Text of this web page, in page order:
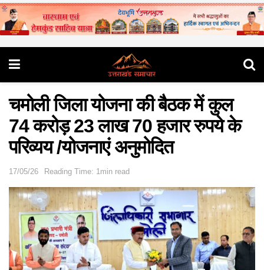
चमोली जिला योजना की बैठक में कुल
74 करोड़ 23 लाख 70 हजार रुपये के
परिव्यय /योजनाएं अनुमोदित
17/05/26 Reading Time: 1min read